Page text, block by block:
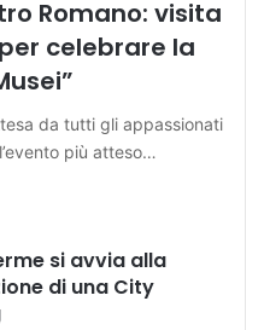
Romano: visita
celebrare la
da tutti gli appassionati
più atteso…
si avvia alla
di una City